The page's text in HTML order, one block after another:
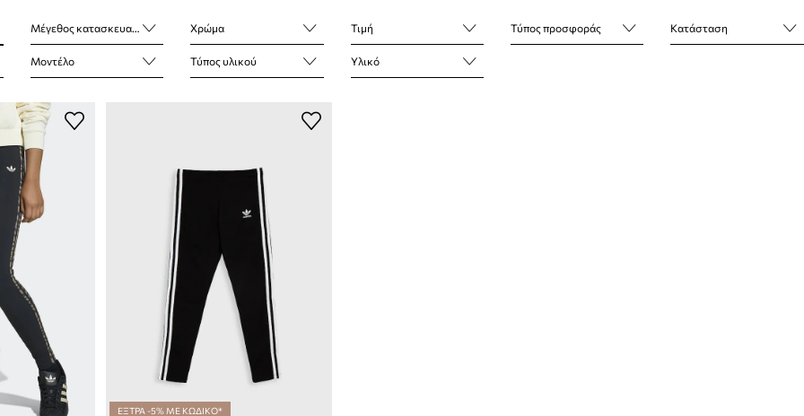
Μέγεθος κατασκευαστή Χρώμα Τιμή Τύπος προσφοράς Κατάσταση
Μοντέλο Τύπος υλικού Υλικό
ΕΞΤΡΑ -5% ΜΕ ΚΩΔΙΚΟ*